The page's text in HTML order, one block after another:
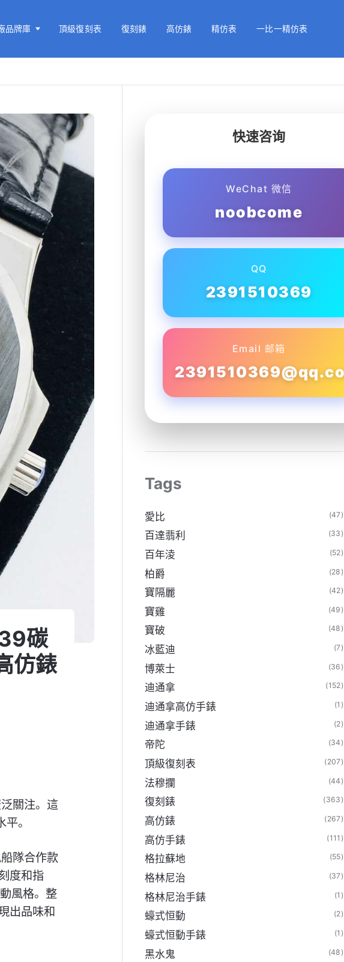
品牌庫 頂級復刻表 復刻錶 高仿錶 精仿表 一比一精仿表
碳
仿錶
關注。這
。
隊合作款
度和指
風格。整
出品味和
快速咨询
WeChat 微信
noobcome
QQ
2391510369
Email 邮箱
Tags
愛比 (47)
百達翡利 (33)
百年淩 (52)
柏爵 (28)
寶隔麗 (42)
寶雞 (49)
寶破 (48)
冰藍迪 (7)
博萊士 (36)
迪通拿 (152)
迪通拿高仿手錶 (1)
迪通拿手錶 (2)
帝陀 (34)
頂級復刻表 (207)
法穆攔 (44)
復刻錶 (363)
高仿錶 (267)
高仿手錶 (111)
格拉蘇地 (55)
格林尼治 (37)
格林尼治手錶 (1)
蠔式恒動 (2)
蠔式恒動手錶 (1)
黑水鬼 (48)